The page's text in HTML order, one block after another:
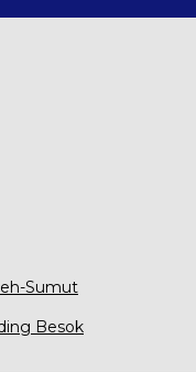
Sumut
Besok